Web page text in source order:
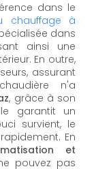
dans le
chauffage à
dans
ainsi une
En outre,
assurant
n'a
, grâce à son
garantit un
survient, le
En
et
pouvez pas